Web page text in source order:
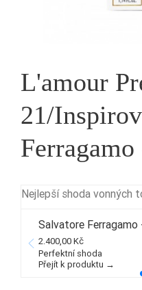
L'amour
21/
Nejlepší shoda vonných
Salvatore Ferragamo
2.400,00 Kč
Perfektní shoda
Přejít k produktu →